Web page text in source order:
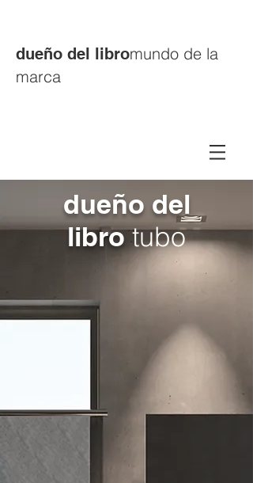
dueño del libromundo de la
marca
dueño del
libro tubo